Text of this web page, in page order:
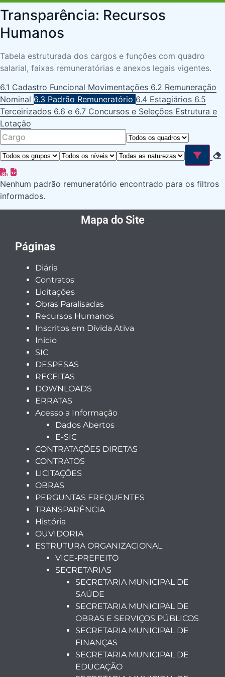
Transparência: Recursos
Humanos
Tabela estruturada dos cargos e funções com quadro
salarial, faixas remuneratórias e anexos legais vigentes.
6.1 Cadastro Funcional Movimentações 6.2 Remuneração
Nominal 6.3 Padrão Remuneratório 6.4 Estagiários 6.5
Terceirizados 6.6 e 6.7 Concursos e Seleções Estrutura e
Lotação
Nenhum padrão remuneratório encontrado para os filtros
informados.
Mapa do Site
Páginas
Diária
Contratos
Licitações
Obras Paralisadas
Recursos Humanos
Inscritos em Dívida Ativa
Início
SIC
DESPESAS
RECEITAS
DOWNLOADS
ERRATAS
Acesso a Informação
Dados Abertos
E-SIC
CONTRATAÇÕES DIRETAS
CONTRATOS
LICITAÇÕES
OBRAS
PERGUNTAS FREQUENTES
TRANSPARÊNCIA
História
OUVIDORIA
ESTRUTURA ORGANIZACIONAL
VICE-PREFEITO
SECRETARIAS
SECRETARIA MUNICIPAL DE
SAÚDE
SECRETARIA MUNICIPAL DE
OBRAS E SERVIÇOS PÚBLICOS
SECRETARIA MUNICIPAL DE
FINANÇAS
SECRETARIA MUNICIPAL DE
EDUCAÇÃO